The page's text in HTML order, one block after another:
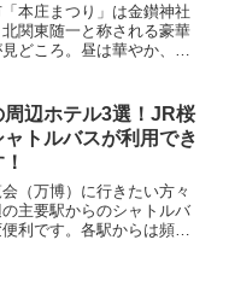
本庄まつり」は金鑚神社
関東随一と称される豪華
どころ。昼は華やか、夜
る本庄まつりを泊りがけで
すすめのホテルを紹介し
周辺ホテル3選！JR桜
トルバスが利用でき
（万博）に行きたい方々
主要駅からのシャトルバ
利です。各駅からは頻繁